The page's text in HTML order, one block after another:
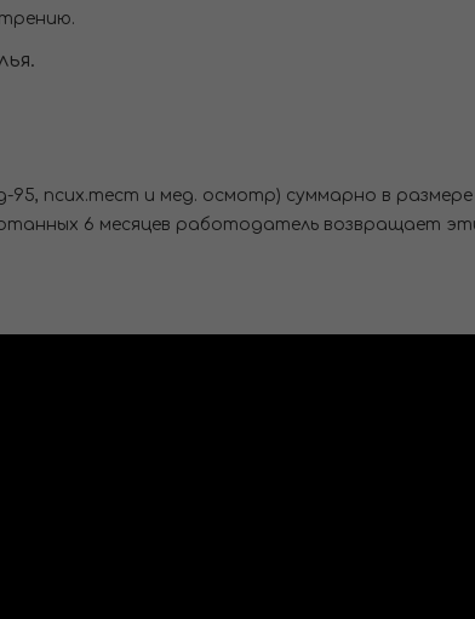
псих.тест и мед. осмотр) суммарно в размере
6 месяцев работодатель возвращает